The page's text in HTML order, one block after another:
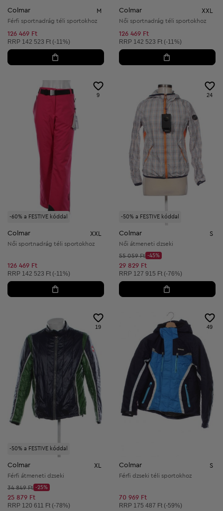
Colmar M
Férfi sportnadrág téli sportokhoz
126 469 Ft
Ajánlott ár:
RRP 142 523 Ft (-11%)
Colmar XXL
Női sportnadrág téli sportokhoz
126 469 Ft
Ajánlott ár:
RRP 142 523 Ft (-11%)
-60% a FESTIVE kóddal
9
Colmar XXL
Női sportnadrág téli sportokhoz
126 469 Ft
Ajánlott ár:
RRP 142 523 Ft (-11%)
-50% a FESTIVE kóddal
24
Colmar S
Női átmeneti dzseki
Kezdő ár:
55 059 Ft
Discount Price:
-45%
Csökkentett ár:
29 829 Ft
Ajánlott ár:
RRP 127 915 Ft (-76%)
-50% a FESTIVE kóddal
19
Colmar XL
Férfi átmeneti dzseki
Kezdő ár:
34 849 Ft
Discount Price:
-25%
Csökkentett ár:
25 879 Ft
Ajánlott ár:
RRP 120 611 Ft (-78%)
49
Colmar S
Férfi dzseki téli sportokhoz
70 969 Ft
Ajánlott ár:
RRP 175 487 Ft (-59%)